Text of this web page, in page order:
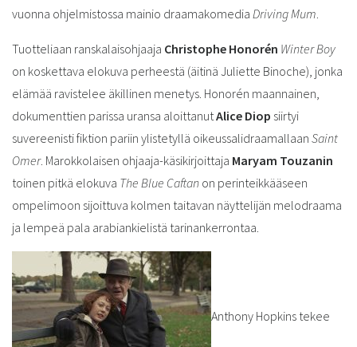
vuonna ohjelmistossa mainio draamakomedia Driving Mum
Tuotteliaan ranskalaisohjaaja Christophe Honorén Winter Boy
on koskettava elokuva perheestä (äitinä Juliette Binoche), jonka
elämää ravistelee äkillinen menetys. Honorén maannainen,
dokumenttien parissa uransa aloittanutAlice Diop siirtyi
suvereenisti fiktion pariin ylistetyllä oikeussalidraamallaan Saint
Omer. Marokkolaisen ohjaaja-käsikirjoittaja Maryam Touzanin
toinen pitkä elokuva The Blue Caftan on perinteikkääseen
ompelimoon sijoittuva kolmen taitavan näyttelijän melodraama
ja lempeä pala arabiankielistä tarinankerrontaa.
Anthony Hopkins tekee